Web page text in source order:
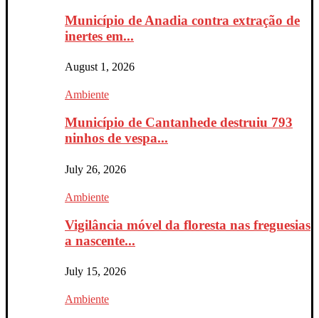
Município de Anadia contra extração de
inertes em...
August 1, 2026
Ambiente
Município de Cantanhede destruiu 793
ninhos de vespa...
July 26, 2026
Ambiente
Vigilância móvel da floresta nas freguesias
a nascente...
July 15, 2026
Ambiente